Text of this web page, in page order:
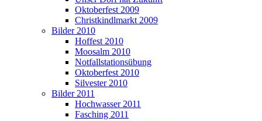
Oktoberfest 2009
Christkindlmarkt 2009
Bilder 2010
Hoffest 2010
Moosalm 2010
Notfallstationsübung
Oktoberfest 2010
Silvester 2010
Bilder 2011
Hochwasser 2011
Fasching 2011